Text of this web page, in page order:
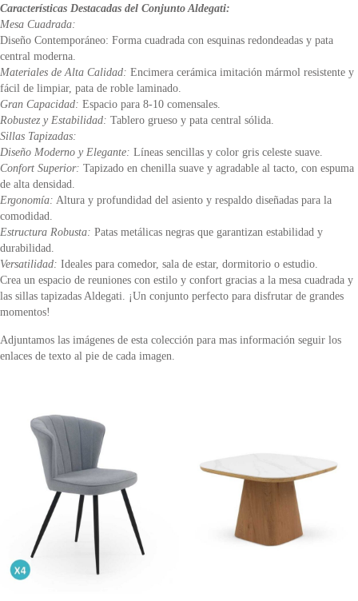
Características Destacadas del Conjunto Aldegati:
Mesa Cuadrada:
Diseño Contemporáneo: Forma cuadrada con esquinas redondeadas y pata
central moderna.
Materiales de Alta Calidad: Encimera cerámica imitación mármol resistente y
fácil de limpiar, pata de roble laminado.
Gran Capacidad: Espacio para 8-10 comensales.
Robustez y Estabilidad: Tablero grueso y pata central sólida.
Sillas Tapizadas:
Diseño Moderno y Elegante: Líneas sencillas y color gris celeste suave.
Confort Superior: Tapizado en chenilla suave y agradable al tacto, con espuma
de alta densidad.
Ergonomía: Altura y profundidad del asiento y respaldo diseñadas para la
comodidad.
Estructura Robusta: Patas metálicas negras que garantizan estabilidad y
durabilidad.
Versatilidad: Ideales para comedor, sala de estar, dormitorio o estudio.
Crea un espacio de reuniones con estilo y confort gracias a la mesa cuadrada y
las sillas tapizadas Aldegati. ¡Un conjunto perfecto para disfrutar de grandes
momentos!
Adjuntamos las imágenes de esta colección para mas información seguir los
enlaces de texto al pie de cada imagen.